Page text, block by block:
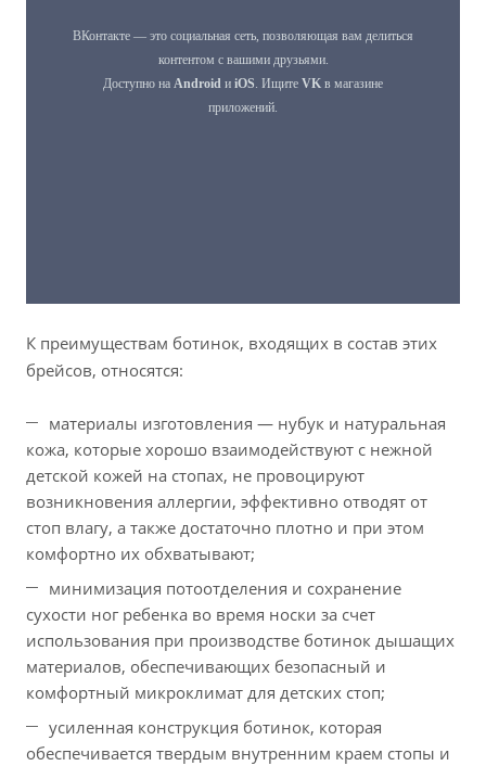
К преимуществам ботинок, входящих в состав этих
брейсов, относятся:
материалы изготовления — нубук и натуральная
кожа, которые хорошо взаимодействуют с нежной
детской кожей на стопах, не провоцируют
возникновения аллергии, эффективно отводят от
стоп влагу, а также достаточно плотно и при этом
комфортно их обхватывают;
минимизация потоотделения и сохранение
сухости ног ребенка во время носки за счет
использования при производстве ботинок дышащих
материалов, обеспечивающих безопасный и
комфортный микроклимат для детских стоп;
усиленная конструкция ботинок, которая
обеспечивается твердым внутренним краем стопы и